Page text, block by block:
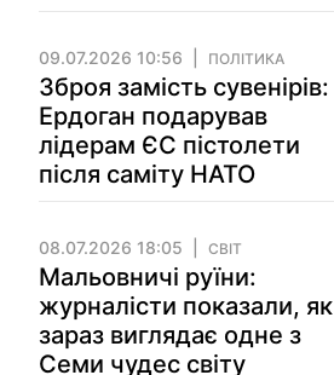
09.07.2026 10:56 ПОЛІТИКА
Зброя замість сувенірів:
Ердоган подарував
лідерам ЄС пістолети
після саміту НАТО
08.07.2026 18:05 СВІТ
Мальовничі руїни:
журналісти показали, як
зараз виглядає одне з
Семи чудес світу